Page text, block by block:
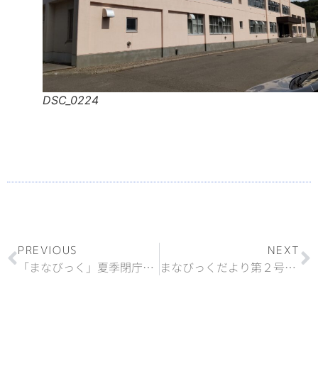
DSC_0224
PREVIOUS
「まなびっく」夏季閉庁日のお知らせ
NEXT
まなびっくだより第２号を発刊しました。